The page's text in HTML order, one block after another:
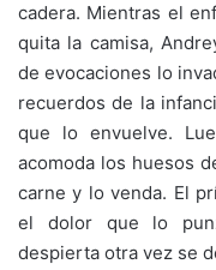
cadera. Mientras el
quita la camisa,
de evocaciones lo
recuerdos de la
que lo envuelve.
acomoda los huesos
carne y lo venda. El
el dolor que lo
despierta otra vez se